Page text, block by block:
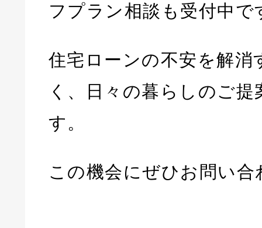
フプラン相談も受付中で
住宅ローンの不安を解消
く、日々の暮らしのご
す。
この機会にぜひお問い